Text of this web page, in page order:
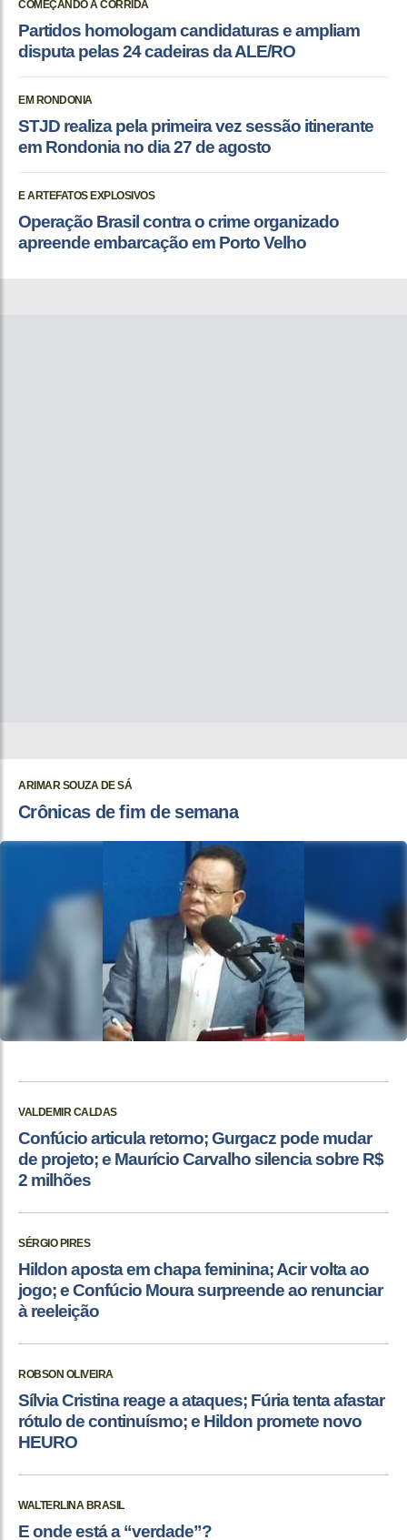
COMEÇANDO A CORRIDA
Partidos homologam candidaturas e ampliam
disputa pelas 24 cadeiras da ALE/RO
EM RONDONIA
STJD realiza pela primeira vez sessão itinerante
em Rondonia no dia 27 de agosto
E ARTEFATOS EXPLOSIVOS
Operação Brasil contra o crime organizado
apreende embarcação em Porto Velho
ARIMAR SOUZA DE SÁ
Crônicas de fim de semana
VALDEMIR CALDAS
Confúcio articula retorno; Gurgacz pode mudar
de projeto; e Maurício Carvalho silencia sobre R$
2 milhões
SÉRGIO PIRES
Hildon aposta em chapa feminina; Acir volta ao
jogo; e Confúcio Moura surpreende ao renunciar
à reeleição
ROBSON OLIVEIRA
Sílvia Cristina reage a ataques; Fúria tenta afastar
rótulo de continuísmo; e Hildon promete novo
HEURO
WALTERLINA BRASIL
E onde está a “verdade”?